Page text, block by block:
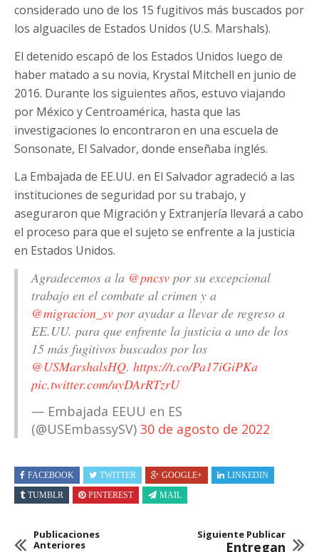
considerado uno de los 15 fugitivos más buscados por
los alguaciles de Estados Unidos (U.S. Marshals).
El detenido escapó de los Estados Unidos luego de
haber matado a su novia, Krystal Mitchell en junio de
2016. Durante los siguientes años, estuvo viajando
por México y Centroamérica, hasta que las
investigaciones lo encontraron en una escuela de
Sonsonate, El Salvador, donde enseñaba inglés.
La Embajada de EE.UU. en El Salvador agradeció a las
instituciones de seguridad por su trabajo, y
aseguraron que Migración y Extranjería llevará a cabo
el proceso para que el sujeto se enfrente a la justicia
en Estados Unidos.
Agradecemos a la @pncsv por su excepcional
trabajo en el combate al crimen y a
@migracion_sv por ayudar a llevar de regreso a
EE.UU. para que enfrente la justicia a uno de los
15 más fugitivos buscados por los
@USMarshalsHQ. https://t.co/Pa17iGiPKa
pic.twitter.com/uyDArRTzrU
— Embajada EEUU en ES
(@USEmbassySV) 30 de agosto de 2022
FACEBOOK TWITTER GOOGLE+
LINKEDIN
TUMBLR
PINTEREST MAIL
Publicaciones
Anteriores
Siguiente Publicar
Entregan